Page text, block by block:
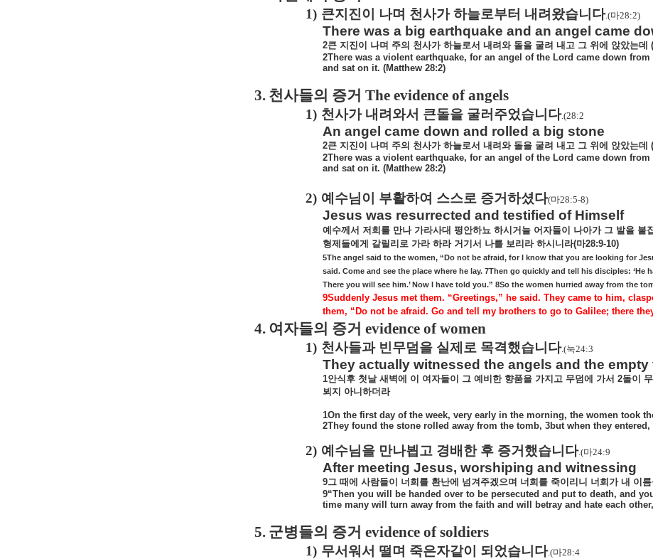
1) 큰지진이 나며 천사가 하늘로부터 내려왔습니다.(마28:2)
There was a big earthquake and an angel came
2큰 지진이 나며 주의 천사가 하늘로서 내려와 돌을 굴려 내고 그 위에 앉았는데 (
2There was a violent earthquake, for an angel of the Lord came down
and sat on it. (Matthew 28:2)
3. 천사들의 증거 The evidence of angels
1) 천사가 내려와서 큰돌을 굴러주었습니다.(28:2
An angel came down and rolled a big stone
2큰 지진이 나며 주의 천사가 하늘로서 내려와 돌을 굴려 내고 그 위에 앉았는데 (
2There was a violent earthquake, for an angel of the Lord came down
and sat on it. (Matthew 28:2)
2) 예수님이 부활하여 스스로 증거하셨다(마28:5-8)
Jesus was resurrected and testified of Himself
예수께서 저희를 만나 가라사대 평안하뇨 하시거늘 어자들이 나아가 그 발을 붙
형제들에게
갈릴리로 가라 하라 거기서 나를 보리라 하시니라(마28:9-10)
5The angel said to the women, “Do not be afraid, for I know that you are looking for
said. Come and see the place where he lay. 7Then go quickly and tell his disciples:
There you will see him.’ Now I have told you.” 8So the women hurried away from the
9Suddenly Jesus met them. “Greetings,” he said. They came to him,
them, “Do not be afraid. Go and tell my brothers to go to Galilee; there
4. 여자들의 증거 evidence of women
1) 천사들과 빈무덤을 실제로 목격했습니다.(눅24:3
They actually witnessed the angels and the empty
1안식후 첫날 새벽에 이 여자들이 그 예비한 향품을 가지고 무덤에 가서 2돌이
뵈지 아니하더라
1On the first day of the week, very early in the morning, the women took
2They found the stone rolled away from the tomb, 3but when they
2) 예수님을 만나뵙고 경배한 후 증거했습니다.(마24:9
After meeting Jesus, worshiping and witnessing
9그 때에 사람들이 너희를 환난에 넘겨주겠으며 너희를 죽이리니 너희가 내 이
9“Then you will be handed over to be persecuted and put to death, and
time many will turn away from the faith and will betray and hate each
5. 군병들의 증거 evidence of soldiers
1) 무서워서 떨며 죽은자같이 되었습니다.(마28:4